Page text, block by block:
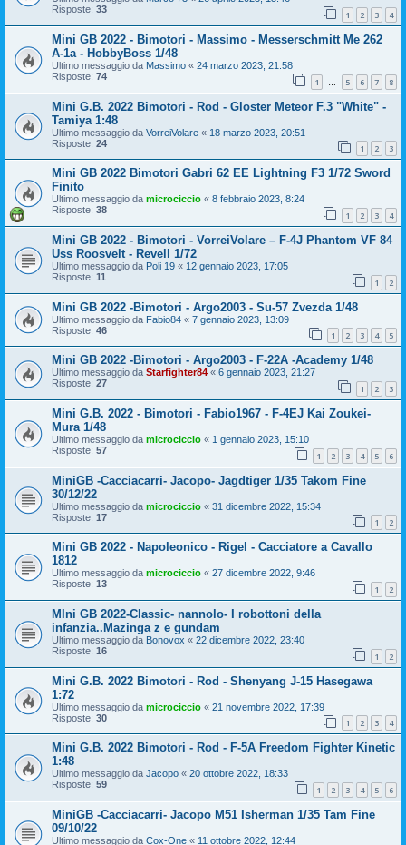
Risposte: 33 1 2 3 4
Mini GB 2022 - Bimotori - Massimo - Messerschmitt Me 262
A-1a - HobbyBoss 1/48
Ultimo messaggio da Massimo « 24 marzo 2023, 21:58
Risposte: 74 1 … 5 6 7 8
Mini G.B. 2022 Bimotori - Rod - Gloster Meteor F.3 "White" -
Tamiya 1:48
Ultimo messaggio da VorreiVolare « 18 marzo 2023, 20:51
Risposte: 24 1 2 3
Mini GB 2022 Bimotori Gabri 62 EE Lightning F3 1/72 Sword
Finito
Ultimo messaggio da microciccio « 8 febbraio 2023, 8:24
Risposte: 38 1 2 3 4
Mini GB 2022 - Bimotori - VorreiVolare – F-4J Phantom VF 84
Uss Roosvelt - Revell 1/72
Ultimo messaggio da Poli 19 « 12 gennaio 2023, 17:05
Risposte: 11 1 2
Mini GB 2022 -Bimotori - Argo2003 - Su-57 Zvezda 1/48
Ultimo messaggio da Fabio84 « 7 gennaio 2023, 13:09
Risposte: 46 1 2 3 4 5
Mini GB 2022 -Bimotori - Argo2003 - F-22A -Academy 1/48
Ultimo messaggio da Starfighter84 « 6 gennaio 2023, 21:27
Risposte: 27 1 2 3
Mini G.B. 2022 - Bimotori - Fabio1967 - F-4EJ Kai Zoukei-
Mura 1/48
Ultimo messaggio da microciccio « 1 gennaio 2023, 15:10
Risposte: 57 1 2 3 4 5 6
MiniGB -Cacciacarri- Jacopo- Jagdtiger 1/35 Takom Fine
30/12/22
Ultimo messaggio da microciccio « 31 dicembre 2022, 15:34
Risposte: 17 1 2
Mini GB 2022 - Napoleonico - Rigel - Cacciatore a Cavallo
1812
Ultimo messaggio da microciccio « 27 dicembre 2022, 9:46
Risposte: 13 1 2
MIni GB 2022-Classic- nannolo- I robottoni della
infanzia..Mazinga z e gundam
Ultimo messaggio da Bonovox « 22 dicembre 2022, 23:40
Risposte: 16 1 2
Mini G.B. 2022 Bimotori - Rod - Shenyang J-15 Hasegawa
1:72
Ultimo messaggio da microciccio « 21 novembre 2022, 17:39
Risposte: 30 1 2 3 4
Mini G.B. 2022 Bimotori - Rod - F-5A Freedom Fighter Kinetic
1:48
Ultimo messaggio da Jacopo « 20 ottobre 2022, 18:33
Risposte: 59 1 2 3 4 5 6
MiniGB -Cacciacarri- Jacopo M51 Isherman 1/35 Tam Fine
09/10/22
Ultimo messaggio da Cox-One « 11 ottobre 2022, 12:44